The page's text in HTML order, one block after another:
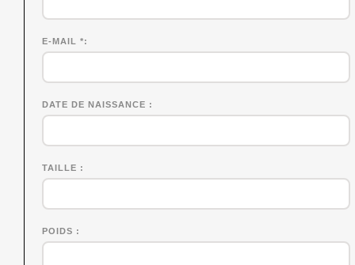
E-MAIL *
DATE DE NAISSANCE
TAILLE
POIDS